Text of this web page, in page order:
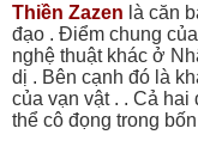
Thiền Zazen là căn
đạo . Điểm chung
nghệ thuật khác ở
dị . Bên cạnh đó là
của vạn vật . . Cả
thể cô đọng trong